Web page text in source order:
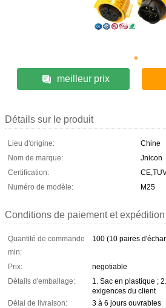
meilleur prix
Détails sur le produit
Lieu d'origine:
Chine
Nom de marque:
Jnicon
Certification:
Numéro de modèle:
M25
Conditions de paiement et expédition
Quantité de commande
min:
100 (10 paires
Prix:
negotiable
Détails d'emballage:
1. Sac en plastique ;
exigences du client
Délai de livraison:
3 à 6 jours ouvrables